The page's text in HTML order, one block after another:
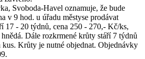
Svoboda-Havel oznamuje, že bude
v 9 hod. u úřadu městyse prodávat
17 - 20 týdnů, cena 250 - 270,- Kč/ks,
Dále rozkrmené krůty stáří 7 týdnů
kus. Krůty je nutné objednat. Objednávky